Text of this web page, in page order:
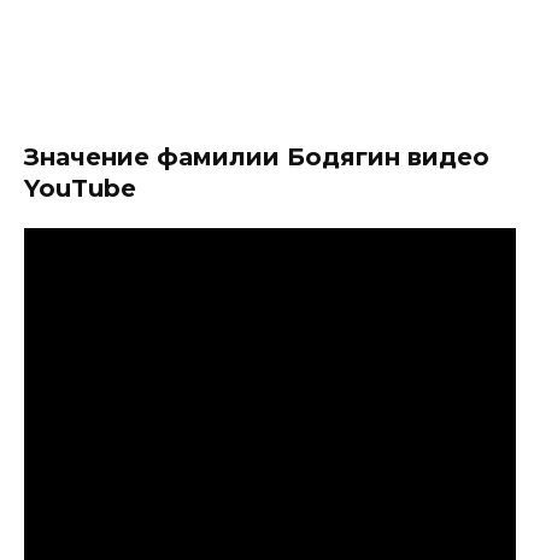
Значение фамилии Бодягин видео
YouTube